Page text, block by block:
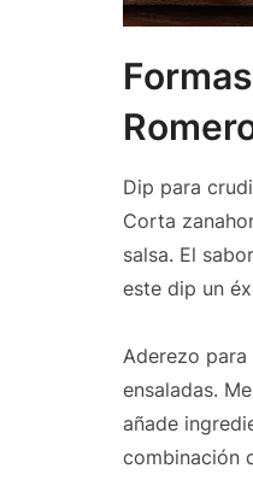
Dip para
Corta
salsa. El
este dip un
Aderezo para
ensaladas.
añade
combinación